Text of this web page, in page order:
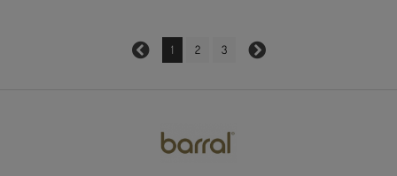
1 2 3